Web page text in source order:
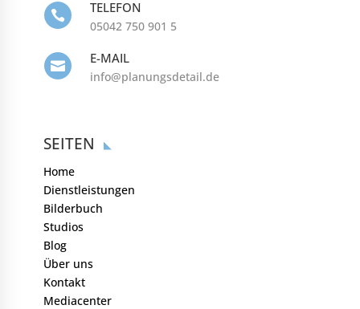
 TELEFON
05042 750 901 5
 E-MAIL
info@planungsdetail.de
SEITEN
Home
Dienstleistungen
Bilderbuch
Studios
Blog
Über uns
Kontakt
Mediacenter